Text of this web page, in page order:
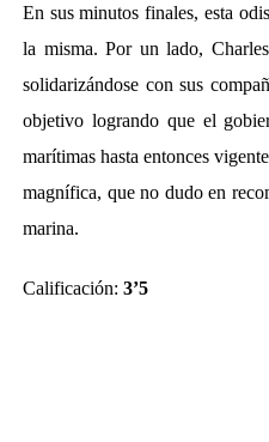
En sus minutos finales, esta
la misma. Por un lado,
solidarizándose con sus
objetivo logrando que el
marítimas hasta entonces
magnífica, que no dudo en
marina.
Calificación: 3’5